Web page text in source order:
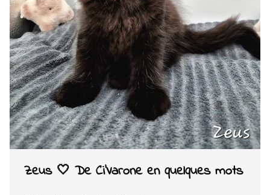
Zeus 🤍 De Ci'Varone en quelques mots